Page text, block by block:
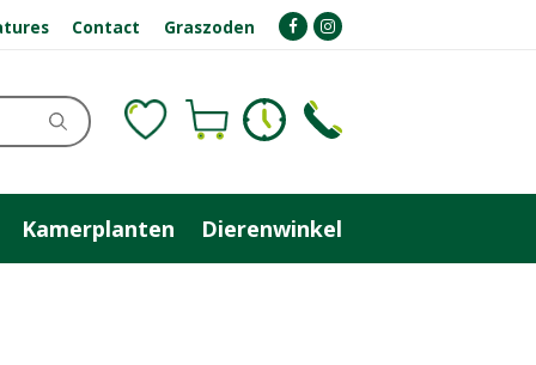
Contact Graszoden
Kamerplanten Dierenwinkel